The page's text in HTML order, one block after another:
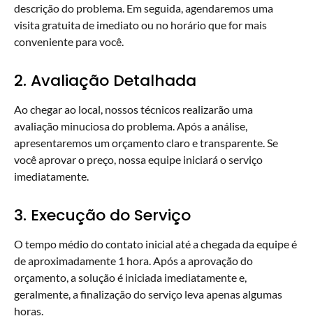
descrição do problema. Em seguida, agendaremos uma
visita gratuita de imediato ou no horário que for mais
conveniente para você.
2. Avaliação Detalhada
Ao chegar ao local, nossos técnicos realizarão uma
avaliação minuciosa do problema. Após a análise,
apresentaremos um orçamento claro e transparente. Se
você aprovar o preço, nossa equipe iniciará o serviço
imediatamente.
3. Execução do Serviço
O tempo médio do contato inicial até a chegada da equipe é
de aproximadamente 1 hora. Após a aprovação do
orçamento, a solução é iniciada imediatamente e,
geralmente, a finalização do serviço leva apenas algumas
horas.